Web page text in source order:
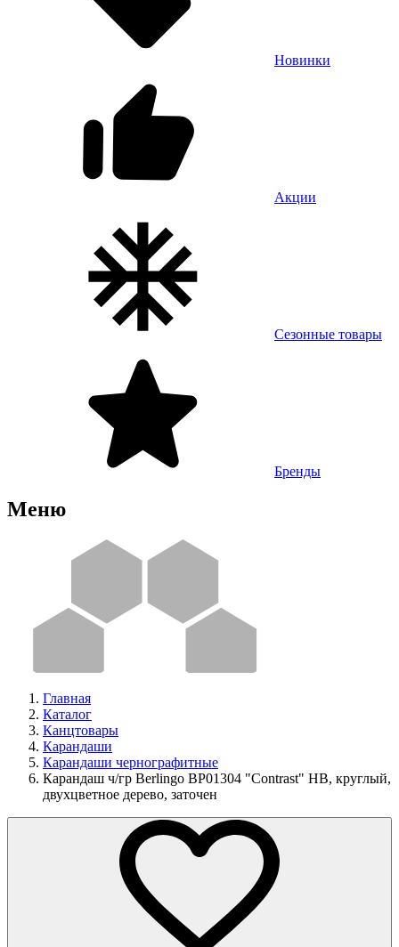
Новинки
Акции
Сезонные товары
Бренды
Меню
Главная
Каталог
Канцтовары
Карандаши
Карандаши чернографитные
Карандаш ч/гр Berlingo BP01304 "Contrast" HB, круглый,
двухцветное дерево, заточен